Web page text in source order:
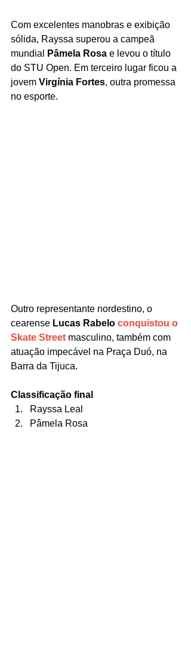
Com excelentes manobras e exibição
sólida, Rayssa superou a campeã
mundial
Pâmela Rosa e levou o título
do STU Open. Em terceiro lugar ficou a
jovem Virgínia Fortes, outra promessa
no esporte.
Outro representante nordestino, o
cearense Lucas Rabelo conquistou o
Skate Street masculino, também com
atuação impecável na Praça Duó, na
Barra da Tijuca.
Classificação final
Rayssa Leal
Pâmela Rosa